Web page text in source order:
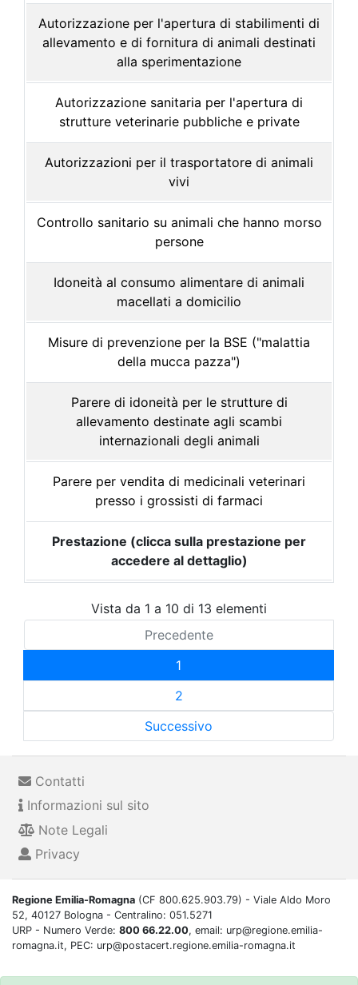
Autorizzazione per l'apertura di stabilimenti di
allevamento e di fornitura di animali destinati
alla sperimentazione
Autorizzazione sanitaria per l'apertura di
strutture veterinarie pubbliche e private
Autorizzazioni per il trasportatore di animali
vivi
Controllo sanitario su animali che hanno morso
persone
Idoneità al consumo alimentare di animali
macellati a domicilio
Misure di prevenzione per la BSE ("malattia
della mucca pazza")
Parere di idoneità per le strutture di
allevamento destinate agli scambi
internazionali degli animali
Parere per vendita di medicinali veterinari
presso i grossisti di farmaci
Prestazione (clicca sulla prestazione per
accedere al dettaglio)
Vista da 1 a 10 di 13 elementi
Precedente
1
2
Successivo
Contatti
Informazioni sul sito
Note Legali
Privacy
Regione Emilia-Romagna (CF 800.625.903.79) - Viale Aldo Moro
52, 40127 Bologna - Centralino: 051.5271
URP - Numero Verde: 800 66.22.00, email: urp@regione.emilia-
romagna.it, PEC: urp@postacert.regione.emilia-romagna.it